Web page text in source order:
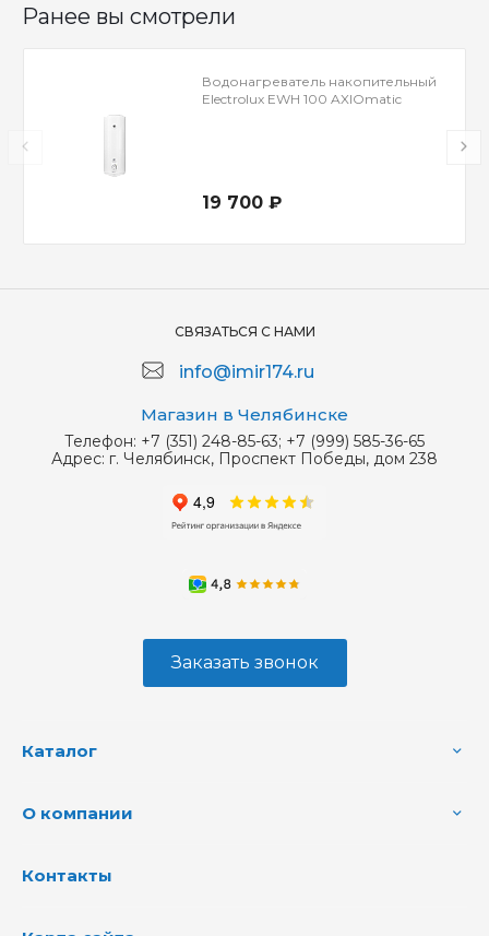
Ранее вы смотрели
Водонагреватель накопительный
Electrolux EWH 100 AXIOmatic
19 700 ₽
СВЯЗАТЬСЯ С НАМИ
info@imir174.ru
Магазин в Челябинске
Телефон: +7 (351) 248-85-63; +7 (999) 585-36-65
Адрес: г. Челябинск, Проспект Победы, дом 238
Заказать звонок
Каталог
О компании
Контакты